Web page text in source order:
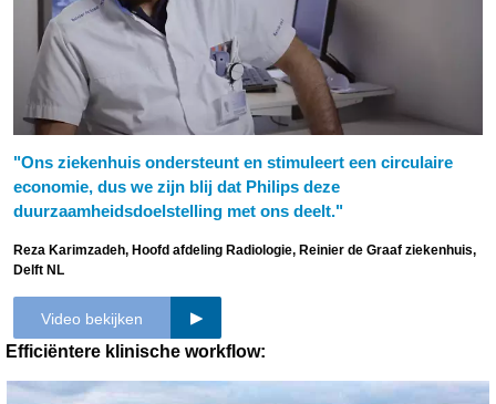
"Ons ziekenhuis ondersteunt en stimuleert een circulaire
economie, dus we zijn blij dat Philips deze
duurzaamheidsdoelstelling met ons deelt."
Reza Karimzadeh, Hoofd afdeling Radiologie, Reinier de Graaf ziekenhuis,
Delft NL
Video bekijken
Efficiëntere klinische workflow: